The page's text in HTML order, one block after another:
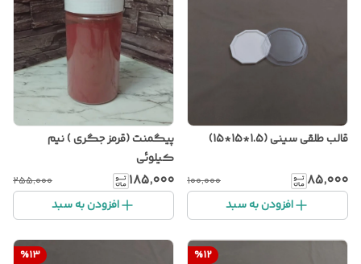
قالب طلقی سینی (1.5*15*15)
۸۵٬۰۰۰ ۱۰۰٬۰۰۰
افزودن به سبد
پیگمنت (قرمز جگری ) نیم
کیلوئی
۱۸۵٬۰۰۰ ۲۵۵٬۰۰۰
افزودن به سبد
%12
%13